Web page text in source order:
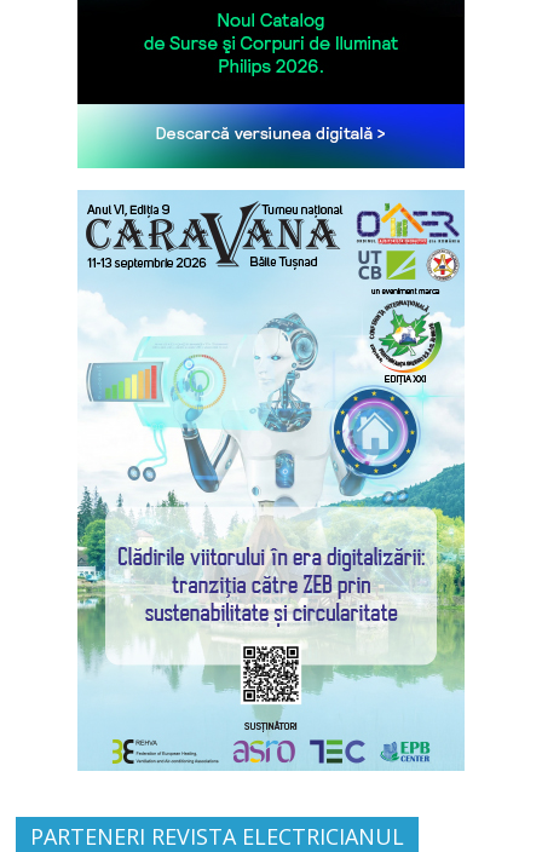
PARTENERI REVISTA ELECTRICIANUL